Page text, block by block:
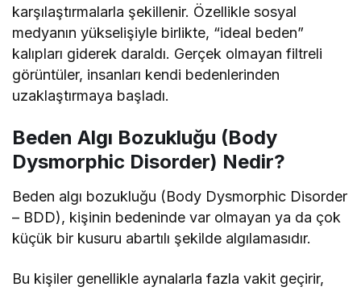
karşılaştırmalarla şekillenir. Özellikle sosyal
medyanın yükselişiyle birlikte, “ideal beden”
kalıpları giderek daraldı. Gerçek olmayan filtreli
görüntüler, insanları kendi bedenlerinden
uzaklaştırmaya başladı.
Beden Algı Bozukluğu (Body
Dysmorphic Disorder) Nedir?
Beden algı bozukluğu (Body Dysmorphic Disorder
– BDD), kişinin bedeninde var olmayan ya da çok
küçük bir kusuru abartılı şekilde algılamasıdır.
Bu kişiler genellikle aynalarla fazla vakit geçirir,